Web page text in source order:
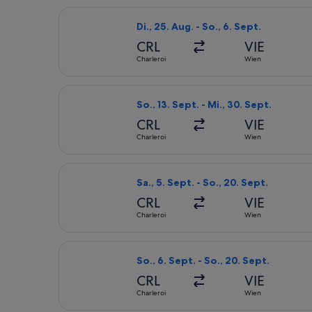
Di., 25. Aug. - So., 6. Sept.
CRL
Charleroi
VIE
Wien
So., 13. Sept. - Mi., 30. Sept.
CRL
Charleroi
VIE
Wien
Sa., 5. Sept. - So., 20. Sept.
CRL
Charleroi
VIE
Wien
So., 6. Sept. - So., 20. Sept.
CRL
Charleroi
VIE
Wien